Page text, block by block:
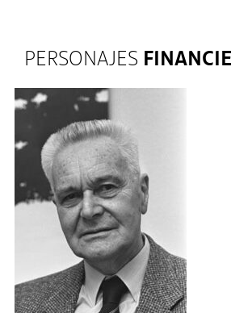
PERSONAJES